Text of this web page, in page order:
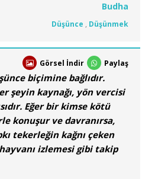
Budha
Düşünce , Düşünmek
Görsel İndir Paylaş
biçimine bağlıdır.
şeyin kaynağı, yön vercisi
Eğer bir kimse kötü
konuşur ve davranırsa,
tekerleğin kağnı çeken
izlemesi gibi takip